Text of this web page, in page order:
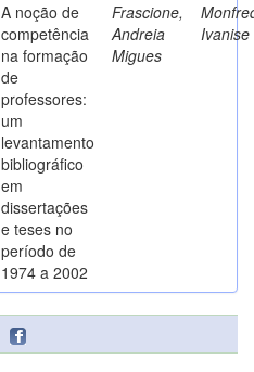
A noção de
competência
na formação
de
professores:
um
levantamento
bibliográfico
em
dissertações
e teses no
período de
1974 a 2002
Frascione,
Andreia
Migues
Ivanise